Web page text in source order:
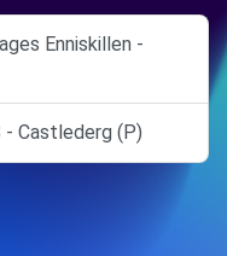
Enniskillen -
- Castlederg (P)